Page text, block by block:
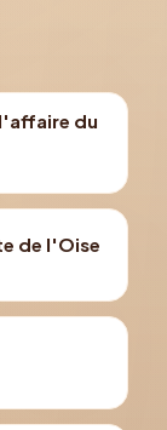
du
de l'Oise